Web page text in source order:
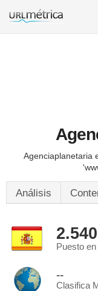
Agenciaplanetaria
Análisis
Puesto
--
Clasifica